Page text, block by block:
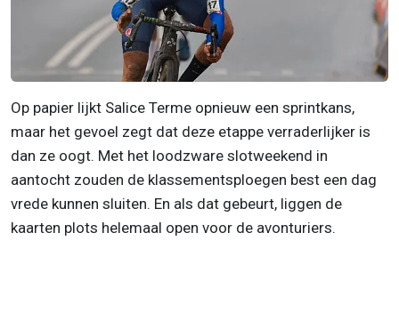
Op papier lijkt Salice Terme opnieuw een sprintkans,
maar het gevoel zegt dat deze etappe verraderlijker is
dan ze oogt. Met het loodzware slotweekend in
aantocht zouden de klassementsploegen best een dag
vrede kunnen sluiten. En als dat gebeurt, liggen de
kaarten plots helemaal open voor de avonturiers.